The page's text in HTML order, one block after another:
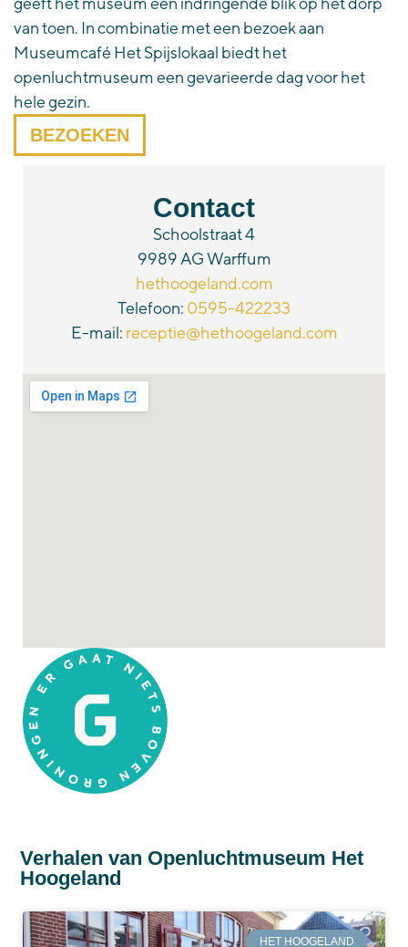
van toen. In combinatie met een bezoek aan
Museumcafé Het Spijslokaal biedt het
openluchtmuseum een gevarieerde dag voor het
hele gezin.
BEZOEKEN
Contact
Schoolstraat 4
9989 AG Warffum
hethoogeland.com
Telefoon: 0595-422233
E-mail: receptie@hethoogeland.com
Verhalen van Openluchtmuseum Het
Hoogeland
HET HOOGELAND